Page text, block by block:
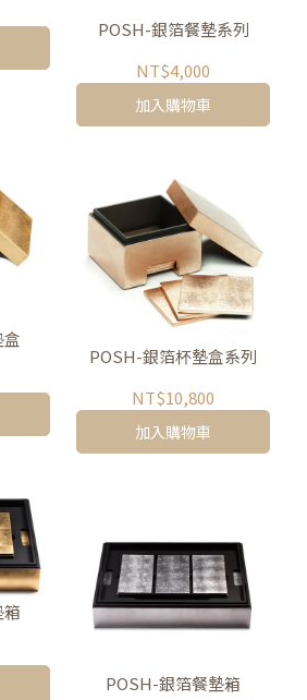
POSH-銀箔餐墊系列
NT$4,000
加入購物車
POSH-銀箔杯墊盒系列
NT$10,800
加入購物車
POSH-銀箔餐墊箱